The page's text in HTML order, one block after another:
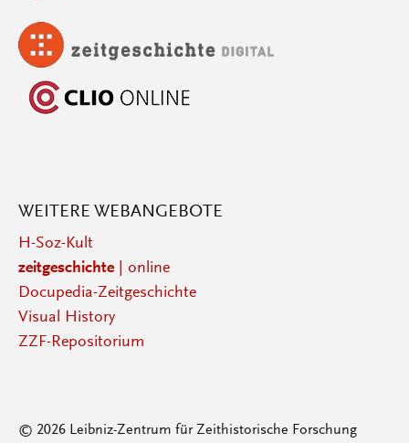
WEITERE WEBANGEBOTE
H-Soz-Kult
zeitgeschichte| online
Docupedia-Zeitgeschichte
Visual History
ZZF-Repositorium
© 2026 Leibniz-Zentrum für Zeithistorische Forschung